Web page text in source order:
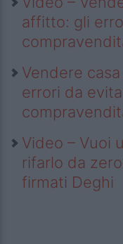
affitto: gli
Vendere
errori da
Video – Vuoi
rifarlo da
firmati Deghi